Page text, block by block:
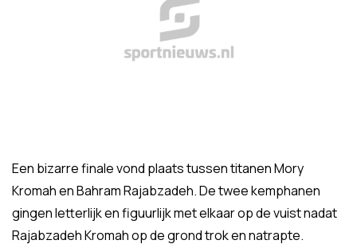
Een bizarre finale vond plaats tussen titanen Mory
Kromah en Bahram Rajabzadeh. De twee kemphanen
gingen letterlijk en figuurlijk met elkaar op de vuist nadat
Rajabzadeh Kromah op de grond trok en natrapte.